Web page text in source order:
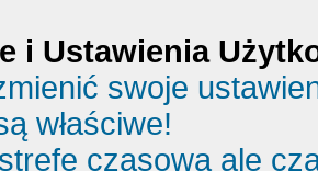
i Ustawienia
swoje
właściwe!
czasową ale